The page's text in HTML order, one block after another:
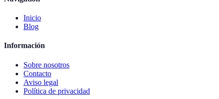
Inicio
Blog
Información
Sobre nosotros
Contacto
Aviso legal
Política de privacidad